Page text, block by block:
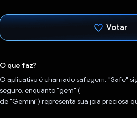
Votar
O que faz?
O aplicativo é chamado safegem. "Safe"
seguro, enquanto "gem" (
de "Gemini") representa sua joia preciosa